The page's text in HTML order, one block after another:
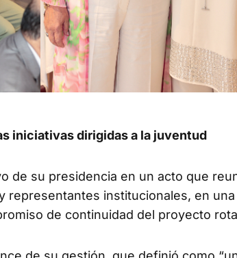
iniciativas dirigidas a la juventud
de su presidencia en un acto que
institucionales, en una
de continuidad del proyecto